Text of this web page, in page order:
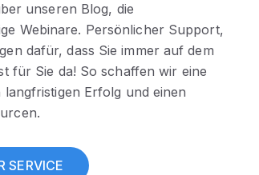
unseren Blog, die
Webinare. Persönlicher Support,
dafür, dass Sie immer auf dem
für Sie da! So schaffen wir eine
Erfolg und einen
SERVICE